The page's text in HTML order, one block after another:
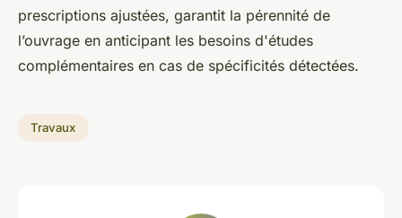
prescriptions ajustées, garantit la pérennité de
l’ouvrage en anticipant les besoins d'études
complémentaires en cas de spécificités détectées.
Travaux